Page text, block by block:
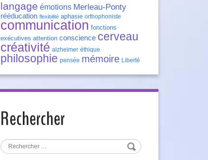
langage émotions Merleau-Ponty
rééducation flexibilité aphasie orthophoniste
communication fonctions
exécutives attention conscience cerveau
créativité alzheimer éthique
philosophie pensée mémoire Liberté
Rechercher